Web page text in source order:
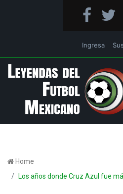
Ingresa
Home
Los años donde Cruz Azul fue